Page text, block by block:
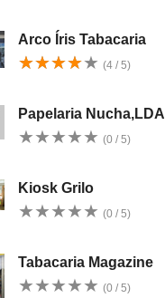
Arco Íris Tabacaria
★★★★★
★★★★★ (4 / 5)
Papelaria Nucha,LDA
★★★★★
★★★★★ (0 / 5)
Kiosk Grilo
★★★★★
★★★★★ (0 / 5)
Tabacaria Magazine
★★★★★
★★★★★ (0 / 5)